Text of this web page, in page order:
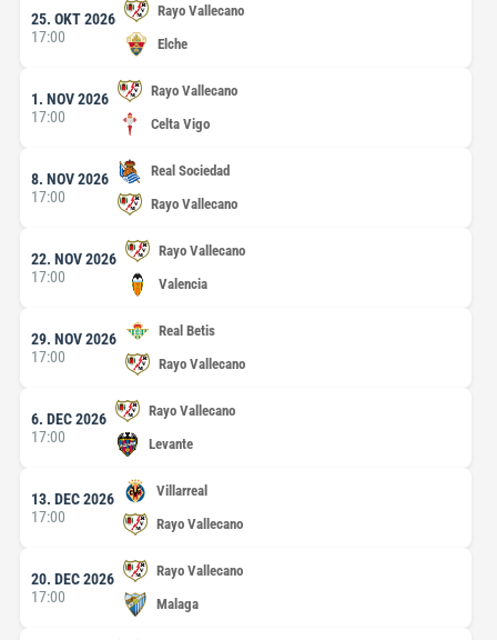
25. OKT 2026
17:00
Rayo Vallecano
Elche
1. NOV 2026
17:00
Rayo Vallecano
Celta Vigo
8. NOV 2026
17:00
Real Sociedad
Rayo Vallecano
22. NOV 2026
17:00
Rayo Vallecano
Valencia
29. NOV 2026
17:00
Real Betis
Rayo Vallecano
6. DEC 2026
17:00
Rayo Vallecano
Levante
13. DEC 2026
17:00
Villarreal
Rayo Vallecano
20. DEC 2026
17:00
Rayo Vallecano
Malaga